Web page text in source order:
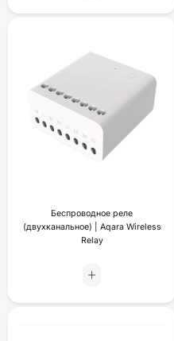
Беспроводное реле
(двухканальное) | Aqara Wireless
Relay